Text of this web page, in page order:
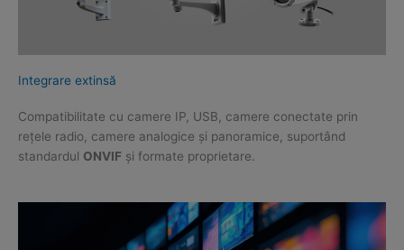
Integrare extinsă
Compatibilitate cu camere IP, USB, camere conectate prin
rețele radio, camere analogice și panoramice, suportând
standardul ONVIF și formate proprietare.